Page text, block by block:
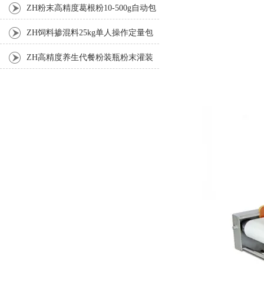
装机 ZH粉末高精度葛根粉10-500g自动包
装机 ZH饲料掺混料25kg单人操作定量包
装机 ZH高精度养生代餐粉装瓶粉末灌装